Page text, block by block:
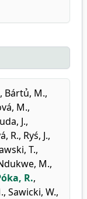
, Bártủ, M.,
M.,
J.,
R., Ryś, J.,
T.,
M.,
R.,
, Sawicki, W.,